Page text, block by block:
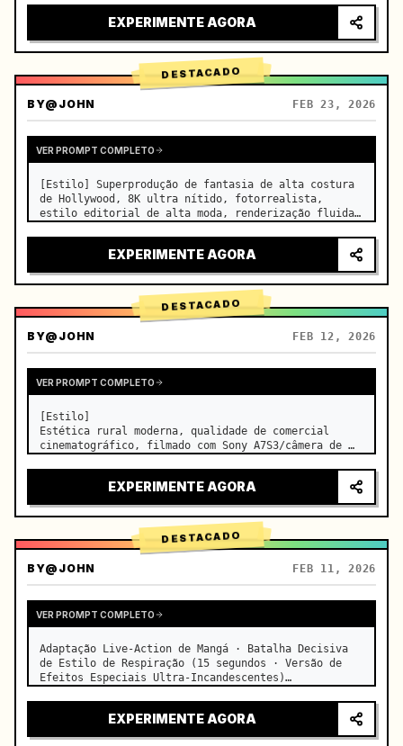
partículas de poeira fl…
EXPERIMENTE AGORA
DESTACADO
BY@JOHN FEB 23, 2026
VER PROMPT COMPLETO
[Estilo] Superprodução de fantasia de alta costura
de Hollywood, 8K ultra nítido, fotorrealista,
estilo editorial de alta moda, renderização fluida
real de Salar de Uy…EXPERIMENTE AGORA
DESTACADO
BY@JOHN FEB 12, 2026
VER PROMPT COMPLETO
[Estilo]
Estética rural moderna, qualidade de comercial
cinematográfico, filmado com Sony A7S3/câmera de
iluminação natural transparente, ASMR curativo, sem
sensação de drama de época.
[Cena]
Uma cozinha moderna de f…
EXPERIMENTE AGORA
DESTACADO
BY@JOHN FEB 11, 2026
VER PROMPT COMPLETO
Adaptação Live-Action de Mangá · Batalha Decisiva
de Estilo de Respiração (15 segundos · Versão de
Efeitos Especiais Ultra-Incandescentes)
Dourado), duelo live-action…
EXPERIMENTE AGORA